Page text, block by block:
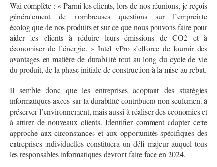
Wai complète : « Parmi les clients, lors de nos réunions, je reçois
généralement de nombreuses questions sur l’empreinte
écologique de nos produits et sur ce que nous pouvons faire pour
aider les clients à réduire leurs émissions de CO2 et à
économiser de l’énergie. » Intel vPro s’efforce de fournir des
avantages en matière de durabilité tout au long du cycle de vie
du produit, de la phase initiale de construction à la mise au rebut.
Il semble donc que les entreprises adoptant des stratégies
informatiques axées sur la durabilité contribuent non seulement à
préserver l’environnement, mais aussi à réaliser des économies et
à attirer de nouveaux clients. Identifier comment adapter cette
approche aux circonstances et aux opportunités spécifiques des
entreprises individuelles constituera un défi majeur auquel tous
les responsables informatiques devront faire face en 2024.